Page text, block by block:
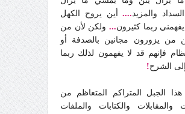
والمزيد....
أين يروح الكهل
يفهمني ربما كثيرون... ولكن لأن من
من يزورون مجانين بالصدفة أو
فإنهم قد لا يفهمون لذلك ربما
الشرح!
هذا الجبل المتراكم المتعاظم من
والمقابلات والكتابات والملفات